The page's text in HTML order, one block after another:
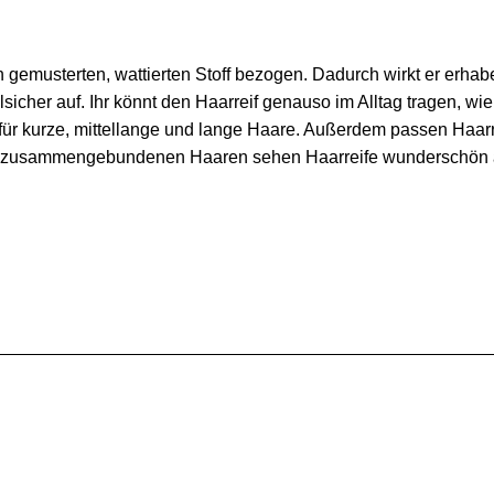
wattierten Stoff bezogen. Dadurch wirkt er
auf. Ihr könnt den Haarreif genauso im Alltag tragen,
kurze, mittellange und lange Haare. Außerdem passen
Haaren sehen Haarreife wunderschön